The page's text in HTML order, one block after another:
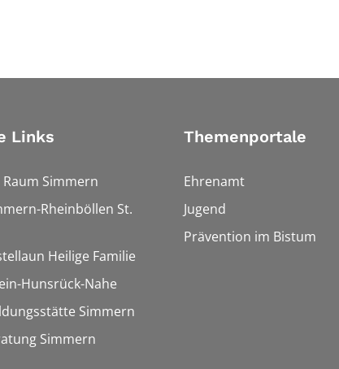
Links
Simmern
Rheinböllen St.
Heilige Familie
Hunsrück-Nahe
Simmern
Simmern
Themenportale
Ehrenamt
Jugend
Prävention im Bistum